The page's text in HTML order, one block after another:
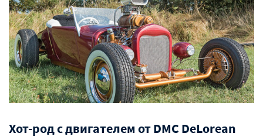
Хот-род с двигателем от DMC DeLorean